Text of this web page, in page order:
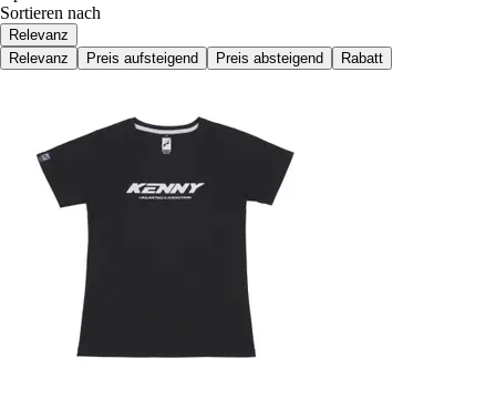
Sortieren nach
Relevanz
Relevanz
Preis aufsteigend Preis absteigend Rabatt